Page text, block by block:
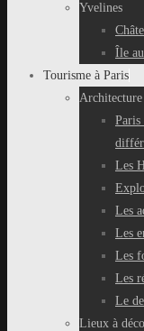
Yvelines
Île
Tourisme à Paris
Paris
Les
Les
Les
Les
Les
Le
Lieux à